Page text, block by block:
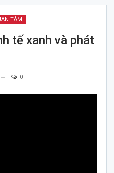
TÂM
tế xanh và phát
0